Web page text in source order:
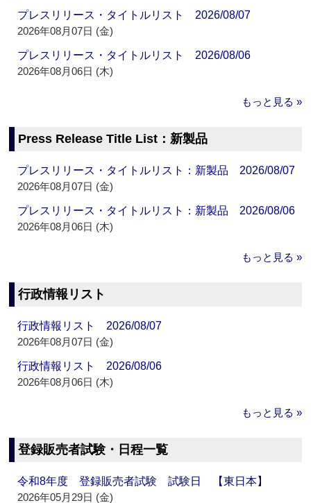
プレスリリース・タイトルリスト 2026/08/07
2026年08月07日 (金)
プレスリリース・タイトルリスト 2026/08/06
2026年08月06日 (木)
もっと見る »
Press Release Title List：新製品
プレスリリース・タイトルリスト：新製品 2026/08/07
2026年08月07日 (金)
プレスリリース・タイトルリスト：新製品 2026/08/06
2026年08月06日 (木)
もっと見る »
行政情報リスト
行政情報リスト 2026/08/07
2026年08月07日 (金)
行政情報リスト 2026/08/06
2026年08月06日 (木)
もっと見る »
登録販売者試験・日程一覧
令和8年度 登録販売者試験 試験日 【東日本】
2026年05月29日 (金)